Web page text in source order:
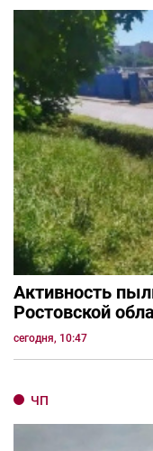
Активность
Ростовской
сегодня, 10:47
ЧП